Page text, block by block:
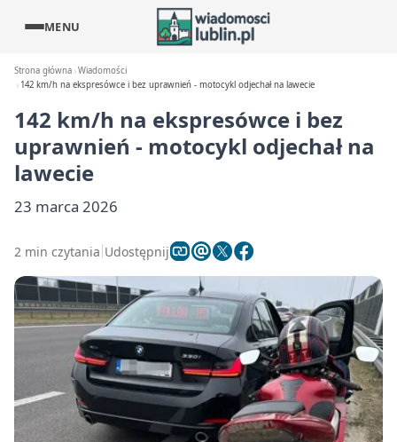
MENU
Strona główna Wiadomości
142 km/h na ekspresówce i bez uprawnień - motocykl odjechał na lawecie
142 km/h na ekspresówce i bez
uprawnień - motocykl odjechał na
lawecie
23 marca 2026
2 min czytania Udostępnij